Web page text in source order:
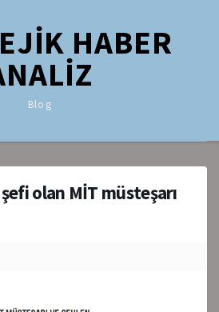
HABER
Blog
olan MİT müsteşarı